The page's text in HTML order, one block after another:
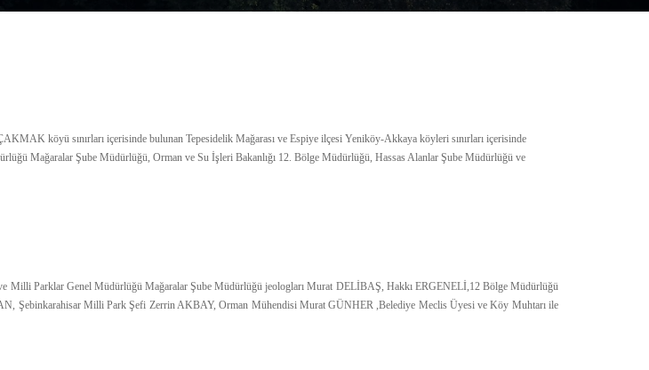
köyü sınırları içerisinde bulunan Tepesidelik Mağarası ve Espiye ilçesi Yeniköy-Akkaya köyleri sınırları içerisinde
Mağaralar Şube Müdürlüğü, Orman ve Su İşleri Bakanlığı 12. Bölge Müdürlüğü, Hassas Alanlar Şube Müdürlüğü ve
Parklar Genel Müdürlüğü Mağaralar Şube Müdürlüğü jeologları Murat DELİBAŞ, Hakkı ERGENELİ,12 Bölge Müdürlüğü
Milli Park Şefi Zerrin AKBAY, Orman Mühendisi Murat GÜNHER ,Belediye Meclis Üyesi ve Köy Muhtarı ile